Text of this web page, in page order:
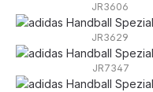
JR3606
JR3629
JR7347